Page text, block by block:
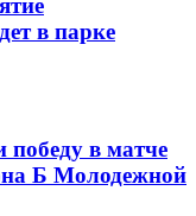
в парке
победу в матче
Б Молодежной